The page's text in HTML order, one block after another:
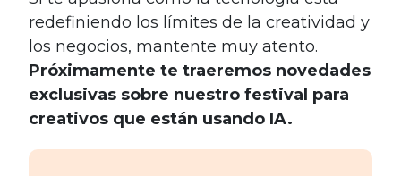
redefiniendo los límites de la creatividad y
los negocios, mantente muy atento.
Próximamente te traeremos novedades
exclusivas sobre nuestro festival para
creativos que están usando IA.